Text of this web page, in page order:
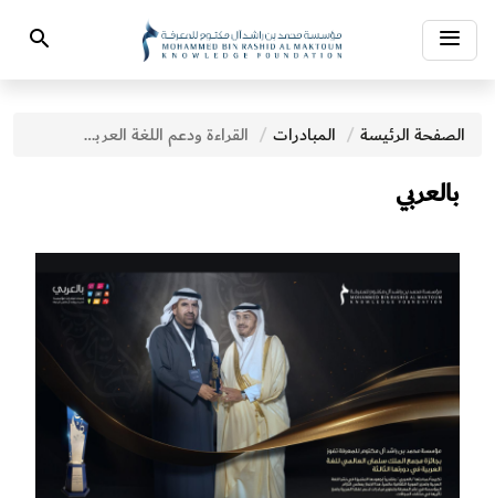
Toggle
navigation
Search
الصفحة الرئيسة المبادرات‎ القراءة ودعم اللغة العربية
بالعربي